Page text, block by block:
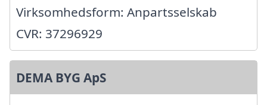
Virksomhedsform: Anpartsselskab
CVR: 37296929
DEMA BYG ApS